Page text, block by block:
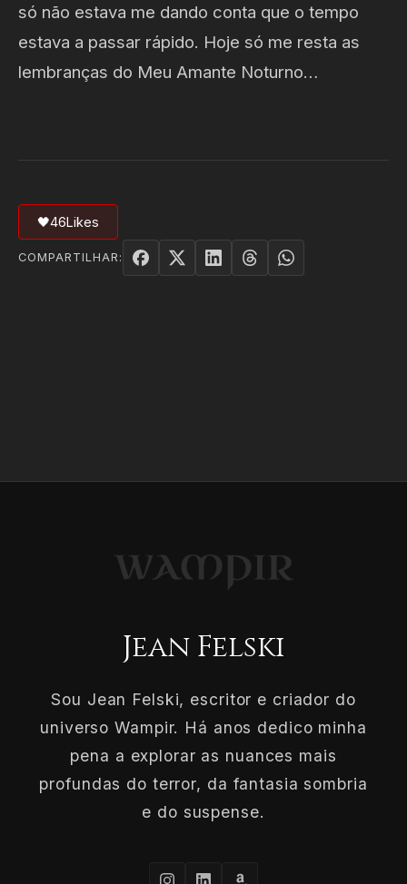
só não estava me dando conta que o tempo
estava a passar rápido. Hoje só me resta as
lembranças do Meu Amante Noturno…
🖤46Likes
COMPARTILHAR:
Jean Felski
Sou Jean Felski, escritor e criador do
universo Wampir. Há anos dedico minha
pena a explorar as nuances mais
profundas do terror, da fantasia sombria
e do suspense.